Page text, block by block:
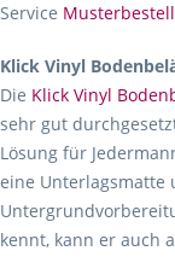
Service
Klick Vinyl
Die Klick Vinyl
sehr gut
Lösung für
eine Unterlagsmatte
kennt, kann er auch